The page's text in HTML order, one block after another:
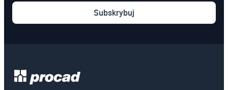
Subskrybuj